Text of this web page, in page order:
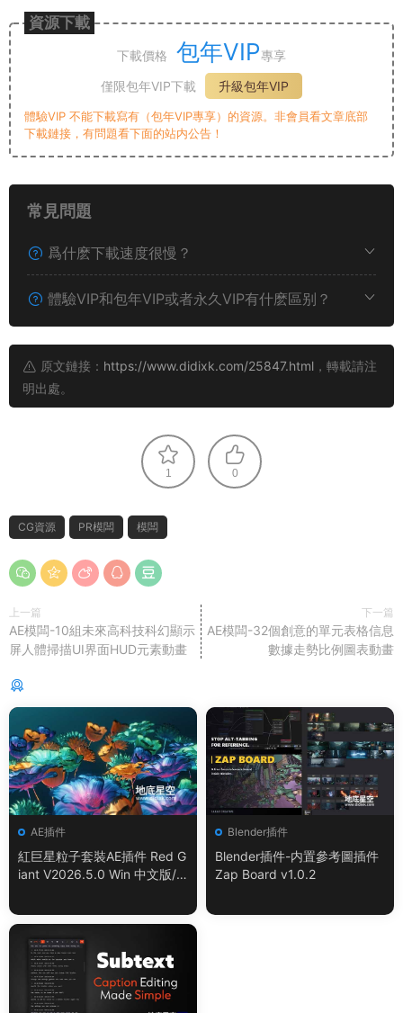
資源下載
下載價格 包年VIP專享
僅限包年VIP下載
升級包年VIP
體驗VIP 不能下載寫有（包年VIP專享）的資源。非會員看文章底部
下載鏈接，有問題看下面的站内公告！
常見問題
爲什麽下載速度很慢？
體驗VIP和包年VIP或者永久VIP有什麽區别？
原文鏈接： https://www.didixk.com/25847.html ，轉載請注
明出處。
1 0
CG資源 PR模闆 模闆
上一篇
AE模闆-10組未來高科技科幻顯示
屏人體掃描UI界面HUD元素動畫
下一篇
AE模闆-32個創意的單元表格信息
數據走勢比例圖表動畫
AE插件
紅巨星粒子套裝AE插件 Red G
iant V2026.5.0 Win 中文版/
Blender插件
Blender插件-内置參考圖插件
Zap Board v1.0.2